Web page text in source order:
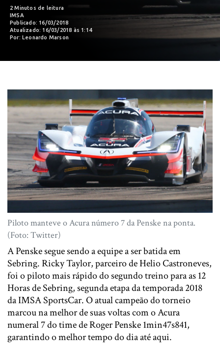
2 Minutos de leitura
IMSA
Publicado: 16/03/2018
Atualizado: 16/03/2018 às 1:14
Por: Leonardo Marson
Piloto manteve o Acura número 7 da Penske na ponta.
(Foto: Twitter)
A Penske segue sendo a equipe a ser batida em
Sebring. Ricky Taylor, parceiro de Helio Castroneves,
foi o piloto mais rápido do segundo treino para as 12
Horas de Sebring, segunda etapa da temporada 2018
da IMSA SportsCar. O atual campeão do torneio
marcou na melhor de suas voltas com o Acura
numeral 7 do time de Roger Penske 1min47s841,
garantindo o melhor tempo do dia até aqui.